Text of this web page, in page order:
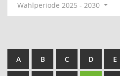
Wahlperiode 2025 - 2030
A B C D E